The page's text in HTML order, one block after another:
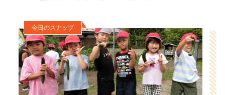
今日のスナップ